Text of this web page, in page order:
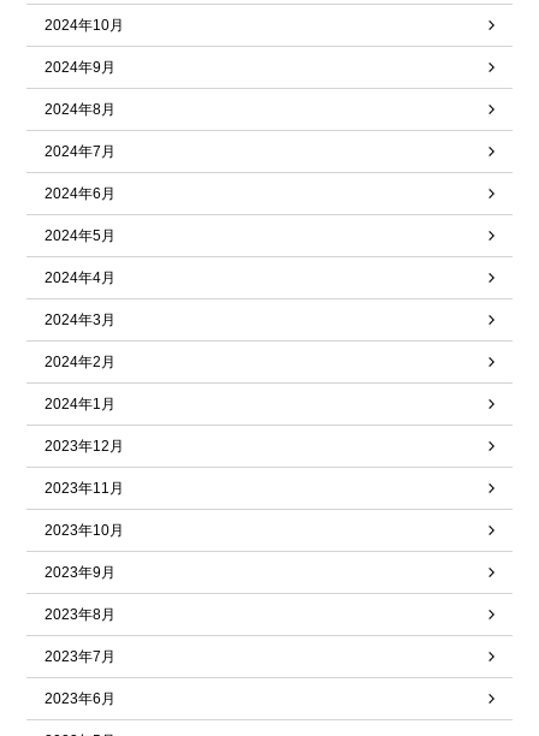
2024年10月
2024年9月
2024年8月
2024年7月
2024年6月
2024年5月
2024年4月
2024年3月
2024年2月
2024年1月
2023年12月
2023年11月
2023年10月
2023年9月
2023年8月
2023年7月
2023年6月